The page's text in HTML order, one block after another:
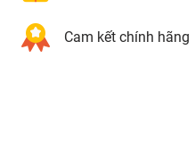
Cam kết chính hãng